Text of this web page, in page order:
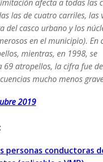
afecta a todas las
las de cuatro carriles, las
del casco urbano y los
en el municipio). En
mientras, en 1998, se
69 atropellos, la cifra fue
mucho menos
2019
personas conductoras